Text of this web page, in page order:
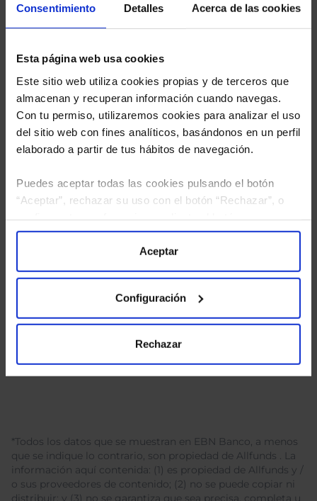
Consentimiento Detalles Acerca de las cookies
Esta página web usa cookies
Este sitio web utiliza cookies propias y de terceros que
almacenan y recuperan información cuando navegas.
Con tu permiso, utilizaremos cookies para analizar el uso
del sitio web con fines analíticos, basándonos en un perfil
elaborado a partir de tus hábitos de navegación.
Puedes aceptar todas las cookies pulsando el botón
“Aceptar”, rechazar su uso con el botón “Rechazar”, o
“Configuración”. Consulta nuestraPolítica
para más información.
Aceptar
Configuración
Rechazar
tratamiento de mis datos personales.
*Todos los datos que se muestran en EBN Banco, a menos
que se indique lo contrario, son propiedad de Allfunds . La
información aquí contenida: (1) es propiedad de Allfunds y /
o sus proveedores de contenido; (2) no se puede copiar ni
distribuir; y (3) no se garantiza que sea precisa, completa u